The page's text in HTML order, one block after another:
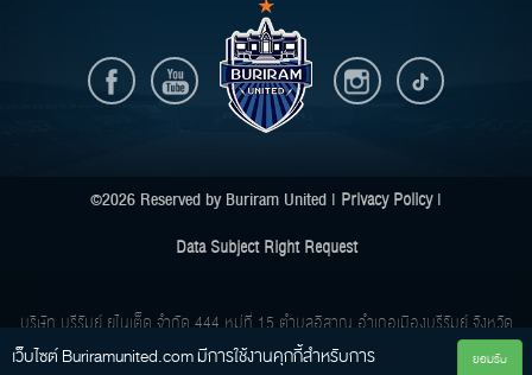
©2026 Reserved by Buriram United | Privacy Policy|
Data Subject Right Request
บริษัท บุรีรัมย์ ยูไนเต็ด จำกัด 444 หมู่ที่ 15 ตำบลอิสาณ อำเภอเมืองบุรีรัมย์ จังหวัด
บุรีรัมย์ 31000
เว็บไซต์ Buriramunited.com มีการใช้งานคุกกี้สําหรับการ ยอมรับ